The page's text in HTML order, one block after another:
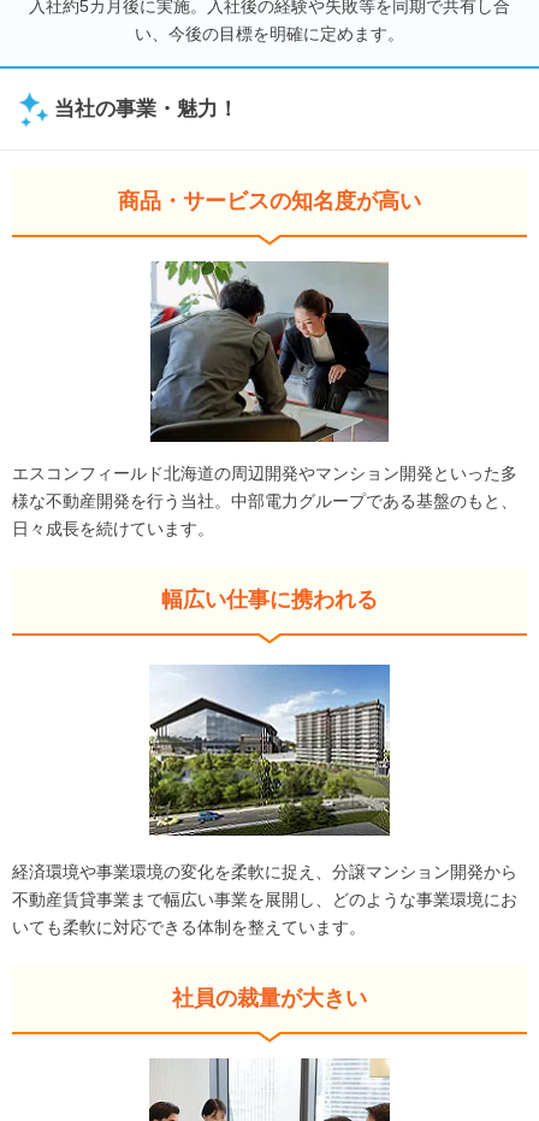
入社約5カ月後に実施。入社後の経験や失敗等を同期で共有し合
い、今後の目標を明確に定めます。
当社の事業・魅力！
商品・サービスの知名度が高い
エスコンフィールド北海道の周辺開発やマンション開発といった多
様な不動産開発を行う当社。中部電力グループである基盤のもと、
日々成長を続けています。
幅広い仕事に携われる
経済環境や事業環境の変化を柔軟に捉え、分譲マンション開発から
不動産賃貸事業まで幅広い事業を展開し、どのような事業環境にお
いても柔軟に対応できる体制を整えています。
社員の裁量が大きい